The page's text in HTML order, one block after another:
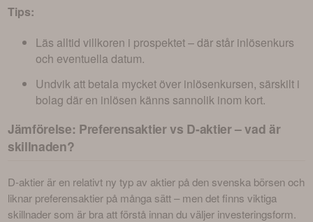
Tips:
Läs alltid villkoren i prospektet – där står inlösenkurs
och eventuella datum.
Undvik att betala mycket över inlösenkursen, särskilt i
bolag där en inlösen känns sannolik inom kort.
Jämförelse: Preferensaktier vs D-aktier – vad är
skillnaden?
D-aktier är en relativt ny typ av aktier på den svenska börsen och
liknar preferensaktier på många sätt – men det finns viktiga
skillnader som är bra att förstå innan du väljer investeringsform.